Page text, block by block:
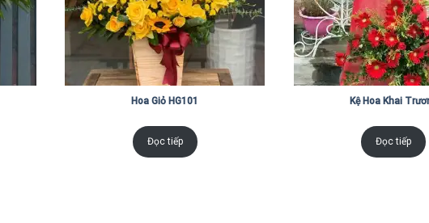
Hoa Giỏ HG101
Đọc tiếp
Kệ Hoa Khai
Đọc tiếp